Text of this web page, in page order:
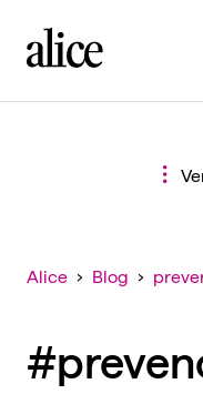
Alice › Blog ›